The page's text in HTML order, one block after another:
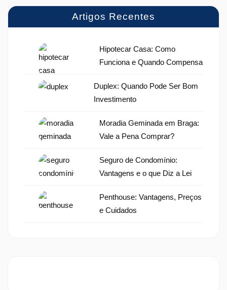
Artigos Recentes
Hipotecar Casa: Como
Funciona e Quando Compensa
Duplex: Quando Pode Ser Bom
Investimento
Moradia Geminada em Braga:
Vale a Pena Comprar?
Seguro de Condomínio:
Vantagens e o que Diz a Lei
Penthouse: Vantagens, Preços
e Cuidados